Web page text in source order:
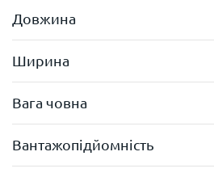
Довжина
Ширина
Вага човна
Вантажопідйомність